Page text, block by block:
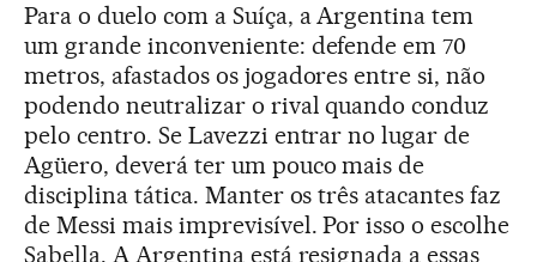
Para o duelo com a Suíça, a Argentina tem
um grande inconveniente: defende em 70
metros, afastados os jogadores entre si, não
podendo neutralizar o rival quando conduz
pelo centro. Se Lavezzi entrar no lugar de
Agüero, deverá ter um pouco mais de
disciplina tática. Manter os três atacantes faz
de Messi mais imprevisível. Por isso o escolhe
Sabella. A Argentina está resignada a essas